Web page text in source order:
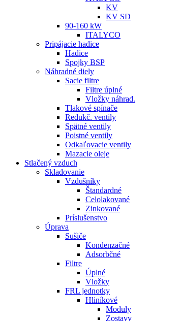
KV
KV SD
90-160 kW
ITALYCO
Pripájacie hadice
Hadice
Spojky BSP
Náhradné diely
Sacie filtre
Filtre úplné
Vložky náhrad.
Tlakové spínače
Redukč. ventily
Spätné ventily
Poistné ventily
Odkaľovacie ventily
Mazacie oleje
Stlačený vzduch
Skladovanie
Vzdušníky
Štandardné
Celolakované
Zinkované
Príslušenstvo
Úprava
Sušiče
Kondenzačné
Adsorbčné
Filtre
Úplné
Vložky
FRL jednotky
Hliníkové
Moduly
Zostavy